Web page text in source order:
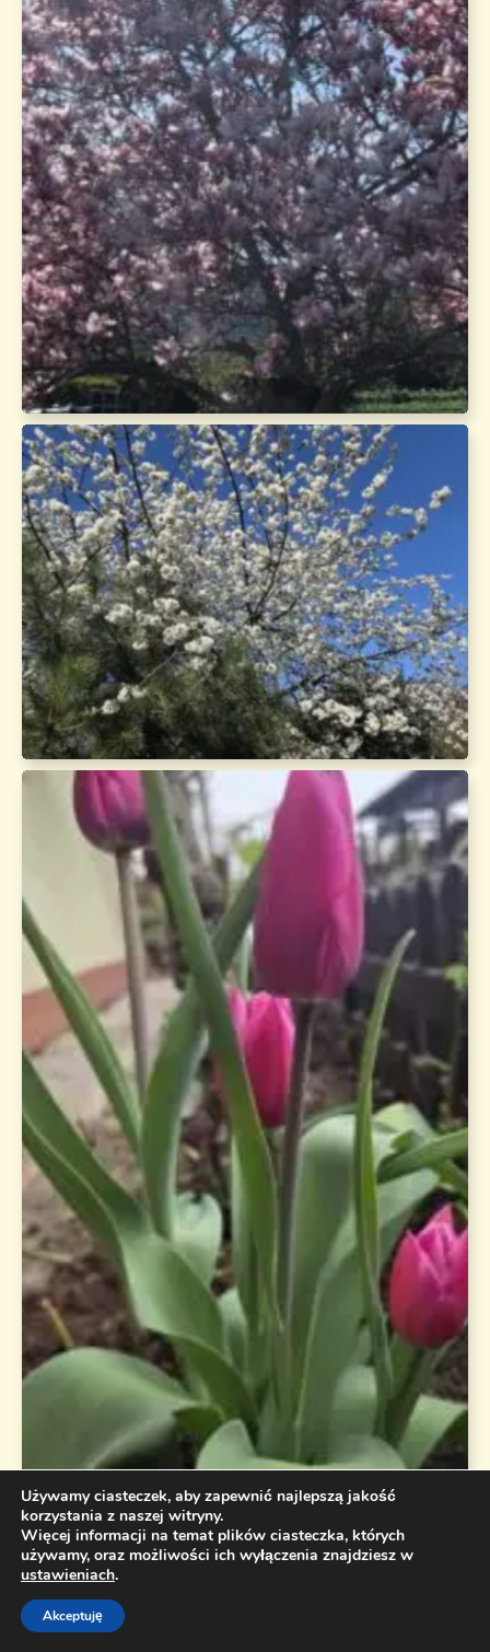
Używamy ciasteczek, aby zapewnić najlepszą jakość
korzystania z naszej witryny.
Więcej informacji na temat plików ciasteczka, których
używamy, oraz możliwości ich wyłączenia znajdziesz w
ustawieniach.
Akceptuję